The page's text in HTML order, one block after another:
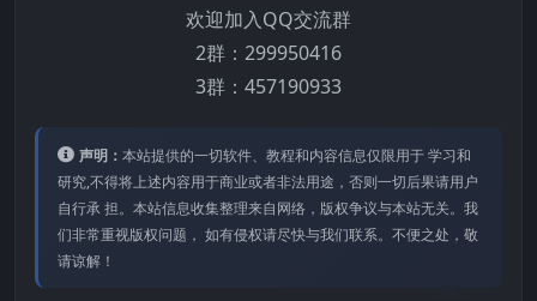
欢迎加入QQ交流群
2群：299950416
3群：457190933
声明： 本站提供的⼀切软件、教程和内容信息仅限⽤于 学习和
研究,不得将上述内容⽤于商业或者⾮法⽤途，否则⼀切后果请⽤户
⾃⾏承 担。本站信息收集整理来⾃⽹络，版权争议与本站⽆关。我
们⾮常重视版权问题， 如有侵权请尽快与我们联系。不便之处，敬
请谅解！